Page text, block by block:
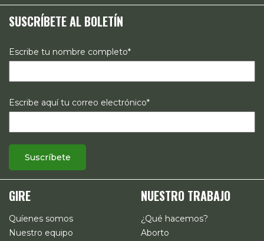
estrategias de comunicación e investigación sobre el
estado de los derechos reproductivos en México.
SUSCRÍBETE AL BOLETÍN
Escribe tu nombre completo*
Escribe aquí tu correo electrónico*
GIRE
Quíenes somos
Nuestro equipo
NUESTRO TRABAJO
¿Qué hacemos?
Aborto